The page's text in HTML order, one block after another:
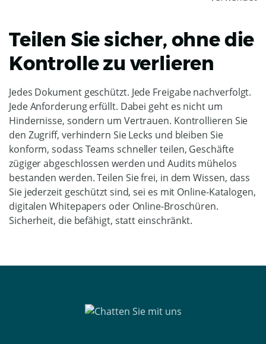
Teilen Sie sicher, ohne die
Kontrolle zu verlieren
Jedes Dokument geschützt. Jede Freigabe nachverfolgt.
Jede Anforderung erfüllt. Dabei geht es nicht um
Hindernisse, sondern um Vertrauen. Kontrollieren Sie
den Zugriff, verhindern Sie Lecks und bleiben Sie
konform, sodass Teams schneller teilen, Geschäfte
zügiger abgeschlossen werden und Audits mühelos
bestanden werden. Teilen Sie frei, in dem Wissen, dass
Sie jederzeit geschützt sind, sei es mit Online-Katalogen,
digitalen Whitepapers oder Online-Broschüren.
Sicherheit, die befähigt, statt einschränkt.